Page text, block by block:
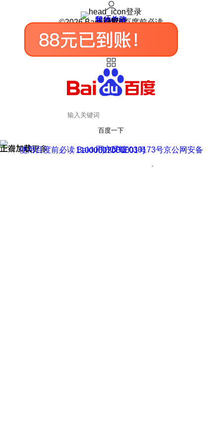
登录
我的关注
我的收藏
皮肤中心
用户反馈
设置
©2026 Baidu 使用百度前必读
百度一下
正在加载
上滑加载更多 用户反馈
使用百度前必读 Baidu 京ICP证030173号
京公网安备11000002000001号